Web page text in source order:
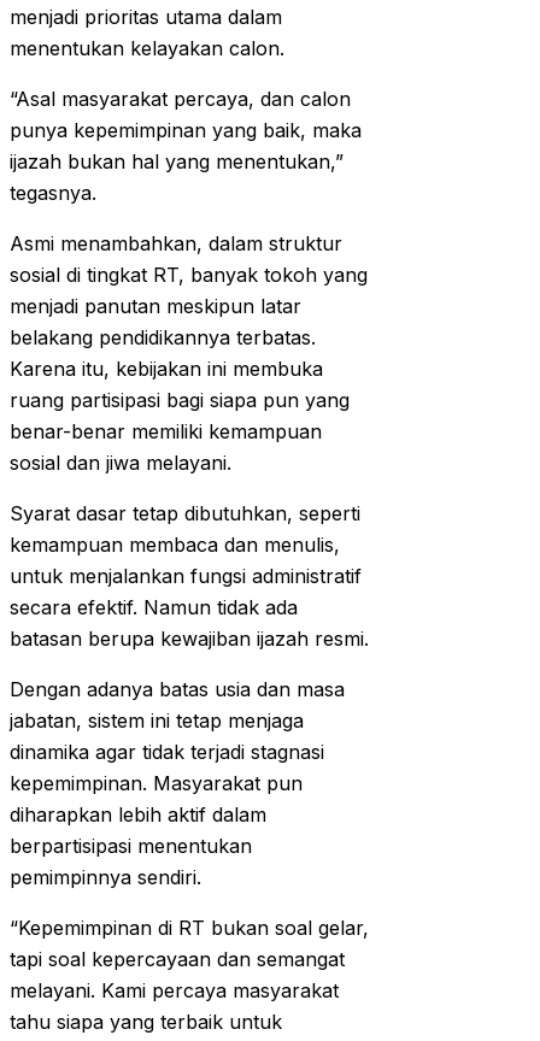
menjadi prioritas utama dalam
menentukan kelayakan calon.
“Asal masyarakat percaya, dan calon
punya kepemimpinan yang baik, maka
ijazah bukan hal yang menentukan,”
tegasnya.
Asmi menambahkan, dalam struktur
sosial di tingkat RT, banyak tokoh yang
menjadi panutan meskipun latar
belakang pendidikannya terbatas.
Karena itu, kebijakan ini membuka
ruang partisipasi bagi siapa pun yang
benar-benar memiliki kemampuan
sosial dan jiwa melayani.
Syarat dasar tetap dibutuhkan, seperti
kemampuan membaca dan menulis,
untuk menjalankan fungsi administratif
secara efektif. Namun tidak ada
batasan berupa kewajiban ijazah resmi.
Dengan adanya batas usia dan masa
jabatan, sistem ini tetap menjaga
dinamika agar tidak terjadi stagnasi
kepemimpinan. Masyarakat pun
diharapkan lebih aktif dalam
berpartisipasi menentukan
pemimpinnya sendiri.
“Kepemimpinan di RT bukan soal gelar,
tapi soal kepercayaan dan semangat
melayani. Kami percaya masyarakat
tahu siapa yang terbaik untuk